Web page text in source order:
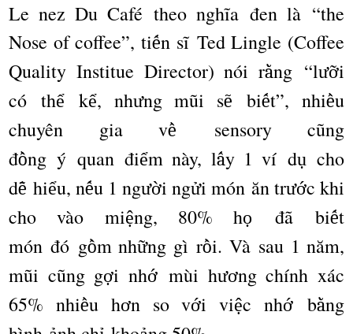
Le nez Du Café theo nghĩa đen là “the
Nose of coffee”, tiến sĩ Ted Lingle (Coffee
Quality Institue Director) nói rằng “lưỡi
có thể kể, nhưng mũi sẽ biết”, nhiều
chuyên gia về sensory cũng
đồng ý quanđiểm này, lấy 1 ví dụ cho
dễ hiểu, nếu 1 người ngửi món ăn trước khi
cho vào miệng, 80% họ đãbiết
món đó gồm những gìrồi. Và sau 1 năm,
mũi cũng gợi nhớ mùi hương chính xác
65% nhiều hơn so với việc nhớ bằng